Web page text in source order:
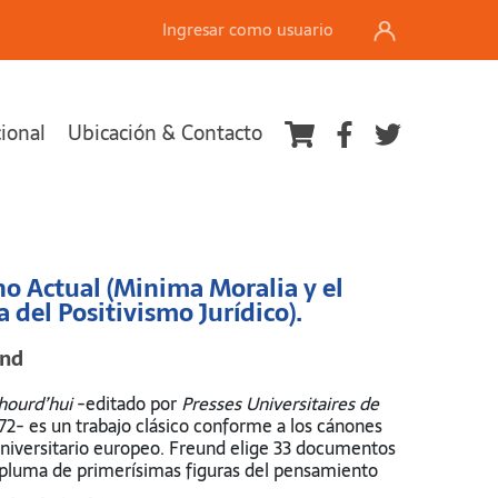
Ingresar como usuario
Ubicación & Contacto
Actual (Minima Moralia y el
del Positivismo Jurídico).
-editado porPresses Universitaires de
es un trabajo clásico conforme a los cánones
europeo. Freund elige 33 documentos
de primerísimas figuras del pensamiento